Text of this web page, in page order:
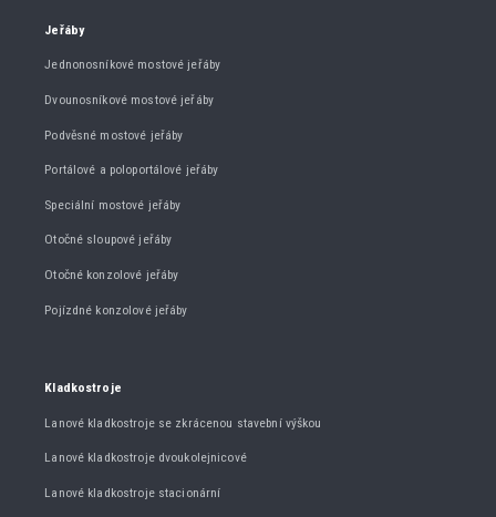
Jeřáby
Jednonosníkové mostové jeřáby
Dvounosníkové mostové jeřáby
Podvěsné mostové jeřáby
Portálové a poloportálové jeřáby
Speciální mostové jeřáby
Otočné sloupové jeřáby
Otočné konzolové jeřáby
Pojízdné konzolové jeřáby
Kladkostroje
Lanové kladkostroje se zkrácenou stavební výškou
Lanové kladkostroje dvoukolejnicové
Lanové kladkostroje stacionární